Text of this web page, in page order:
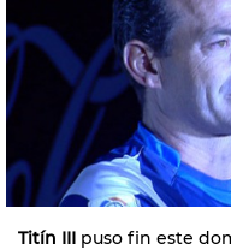
Titín III puso fin este